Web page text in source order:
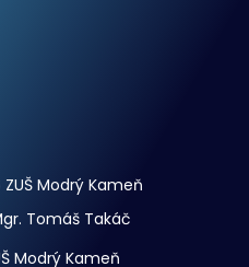
Modrý Kameň
Tomáš Takáč
Modrý Kameň